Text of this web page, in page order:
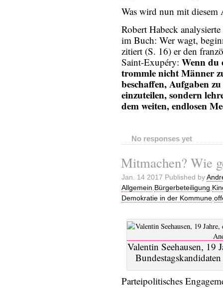
Was wird nun mit diesem
Robert Habeck
im Buch: Wer wagt,
zitiert (S. 16) er den
Saint-Exupéry: Wenn du
trommle nicht Männer
beschaffen, Aufgaben
einzuteilen, sondern
dem weiten, endlosen
No responses yet
Mitmachen? Wie
Jan. 14 2017 Published by
Allgemein Bürgerbeteiligung
Demokratie in der Kommune,
Valentin Seehausen, 19
Parteipolitisches